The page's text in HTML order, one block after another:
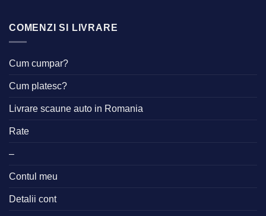
COMENZI SI LIVRARE
Cum cumpar?
Cum platesc?
Livrare scaune auto in Romania
Rate
–
Contul meu
Detalii cont